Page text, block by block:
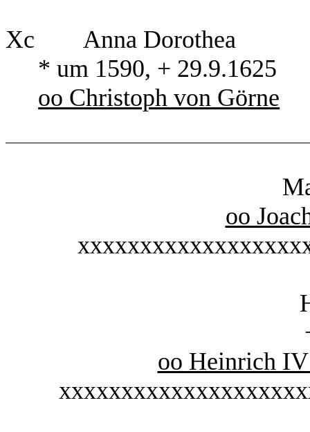
Xc Anna Dorothea
* um 1590, + 29.9.1625
oo Christoph von Görne
oo
oo Heinrich